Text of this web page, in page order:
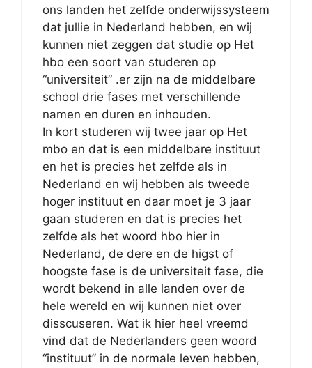
ons landen het zelfde onderwijssysteem
dat jullie in Nederland hebben, en wij
kunnen niet zeggen dat studie op Het
hbo een soort van studeren op
“universiteit” .er zijn na de middelbare
school drie fases met verschillende
namen en duren en inhouden.
In kort studeren wij twee jaar op Het
mbo en dat is een middelbare instituut
en het is precies het zelfde als in
Nederland en wij hebben als tweede
hoger instituut en daar moet je 3 jaar
gaan studeren en dat is precies het
zelfde als het woord hbo hier in
Nederland, de dere en de higst of
hoogste fase is de universiteit fase, die
wordt bekend in alle landen over de
hele wereld en wij kunnen niet over
disscuseren. Wat ik hier heel vreemd
vind dat de Nederlanders geen woord
“instituut” in de normale leven hebben,